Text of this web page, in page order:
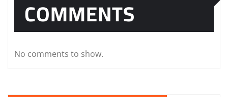
COMMENTS
No comments to show.